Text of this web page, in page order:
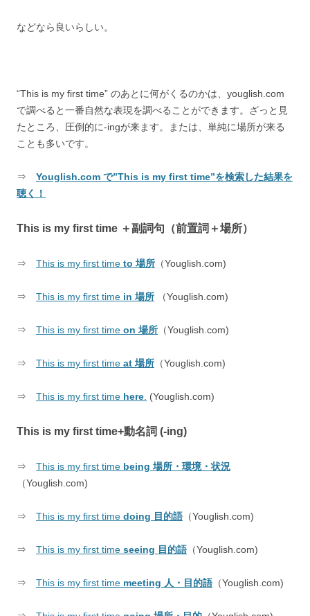
などなら良いらしい。
“This is my first time” のあとに何がくるのかは、youglish.com
で調べると一番自然な表現を調べることができます。ざっと見
たところ、圧倒的に-ingが来ます。または、単純に場所が来る
ことも多いです。
⇒ Youglish.com で”This is my first time”を検索した結果を
聴く！
This is my first time ＋副詞句（前置詞＋場所）
⇒ This is my first time to 場所 （Youglish.com)
⇒ This is my first time in 場所 （Youglish.com)
⇒ This is my first time on 場所 （Youglish.com)
⇒ This is my first time at 場所 （Youglish.com)
⇒ This is my first time here (Youglish.com)
This is my first time+動名詞 (-ing)
⇒ This is my first time being 場所・環境・状況
（Youglish.com)
⇒ This is my first time doing 目的語 （Youglish.com)
⇒ This is my first time seeing 目的語 （Youglish.com)
⇒ This is my first time meeting 人・目的語 （Youglish.com)